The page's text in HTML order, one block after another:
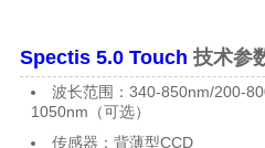
Spectis 5.0 Touch 技术参
波长范围：340-850nm/200-
1050nm（可选）
传感器：背薄型CCD